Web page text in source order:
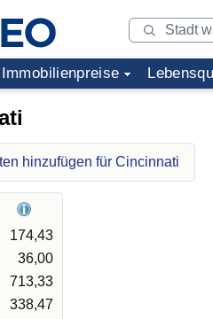
Immobilienpreise
hinzufügen für Cincinnati
174,43
36,00
713,33
338,47